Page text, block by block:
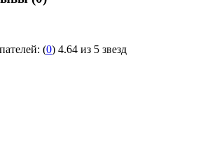
(0) 4.64 из 5 звезд